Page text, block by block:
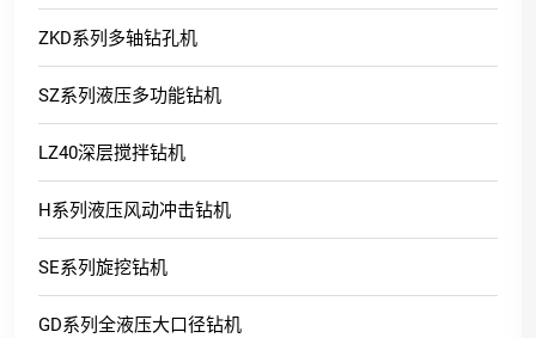
ZKD系列多轴钻孔机
SZ系列液压多功能钻机
LZ40深层搅拌钻机
H系列液压风动冲击钻机
SE系列旋挖钻机
GD系列全液压大口径钻机